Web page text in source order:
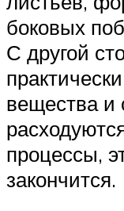
боковых
С другой
вещества и
процессы,
закончится.